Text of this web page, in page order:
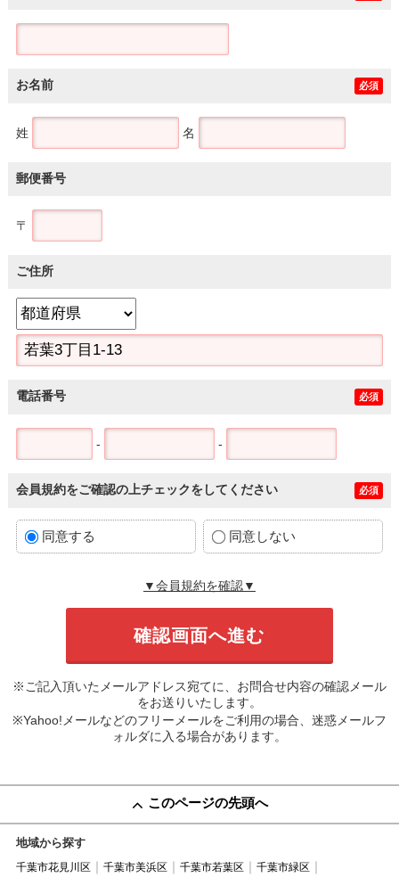
お名前 必須
姓 名
郵便番号
〒
ご住所
電話番号 必須
- -
会員規約をご確認の上チェックをしてください 必須
同意する 同意しない
▼会員規約を確認▼
※ご記入頂いたメールアドレス宛てに、お問合せ内容の確認メール
をお送りいたします。
※Yahoo!メールなどのフリーメールをご利用の場合、迷惑メールフ
ォルダに入る場合があります。
このページの先頭へ
地域から探す
千葉市花見川区 千葉市美浜区 千葉市若葉区
千葉市緑区